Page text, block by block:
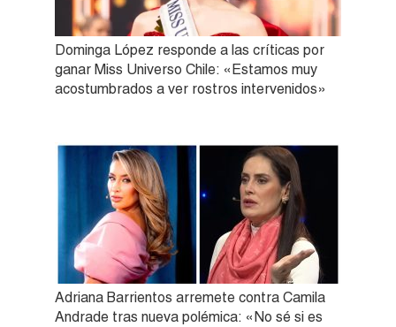
Dominga López responde a las críticas por
ganar Miss Universo Chile: «Estamos muy
acostumbrados a ver rostros intervenidos»
Adriana Barrientos arremete contra Camila
Andrade tras nueva polémica: «No sé si es